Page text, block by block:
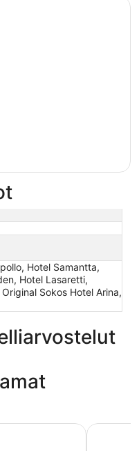
Hotel Samantta,
Hotel Lasaretti,
Sokos Hotel Arina,
Best